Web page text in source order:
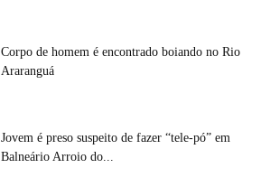
Corpo de homem é encontrado boiando no Rio
Araranguá
Jovem é preso suspeito de fazer “tele-pó” em
Balneário Arroio do...